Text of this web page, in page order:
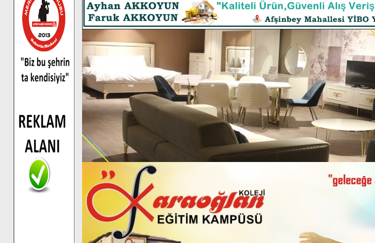
6:31
Onikişubat Belediyesi’nin Üniversite Hazırlık Kursu